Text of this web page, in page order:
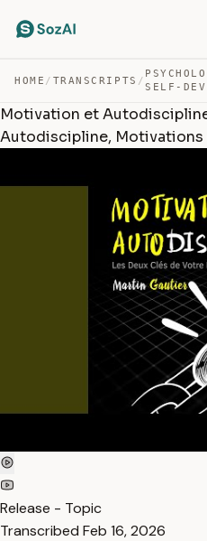
HOME / TRANSCRIPTS /
SELF-
Motivation et
Autodiscipline, Motivations
Release - Topic
Transcribed Feb 16, 2026